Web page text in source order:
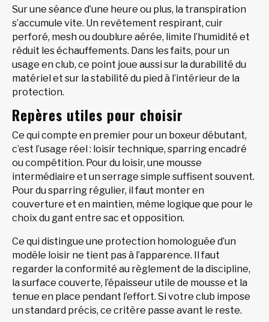
Sur une séance d’une heure ou plus, la transpiration
s’accumule vite. Un revêtement respirant, cuir
perforé, mesh ou doublure aérée, limite l’humidité et
réduit les échauffements. Dans les faits, pour un
usage en club, ce point joue aussi sur la durabilité du
matériel et sur la stabilité du pied à l’intérieur de la
protection.
Repères utiles pour choisir
Ce qui compte en premier pour un boxeur débutant,
c’est l’usage réel : loisir technique, sparring encadré
ou compétition. Pour du loisir, une mousse
intermédiaire et un serrage simple suffisent souvent.
Pour du sparring régulier, il faut monter en
couverture et en maintien, même logique que pour le
choix du gant entre sac et opposition.
Ce qui distingue une protection homologuée d’un
modèle loisir ne tient pas à l’apparence. Il faut
regarder la conformité au règlement de la discipline,
la surface couverte, l’épaisseur utile de mousse et la
tenue en place pendant l’effort. Si votre club impose
un standard précis, ce critère passe avant le reste.